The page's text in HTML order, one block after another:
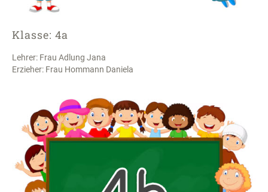
Klasse: 4a
Lehrer: Frau Adlung Jana
Erzieher: Frau Hommann Daniela